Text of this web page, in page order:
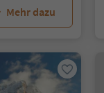
Mehr dazu